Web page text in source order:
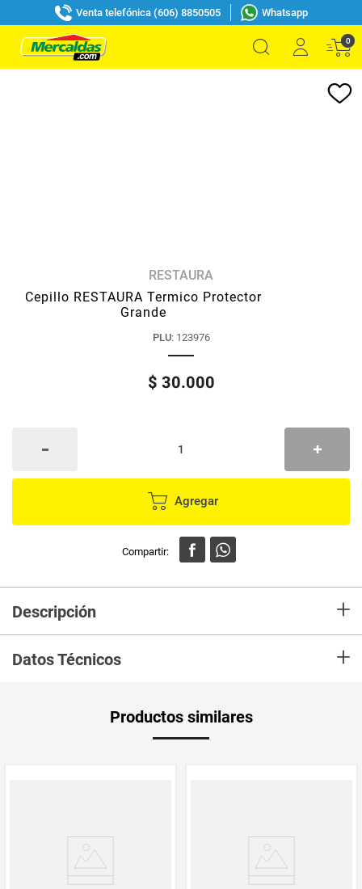
Venta telefónica (606) 8850505 Whatsapp
0
RESTAURA
Cepillo RESTAURA Termico Protector
Grande
PLU: 123976
$ 30.000
Agregar
Descripción +
Datos Técnicos +
Productos similares